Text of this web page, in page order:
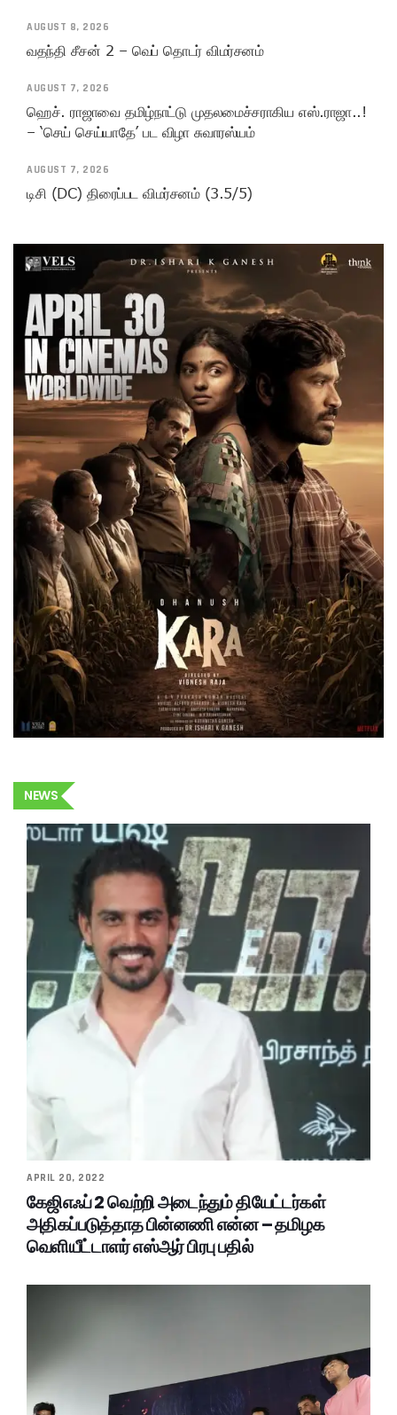
AUGUST 8, 2026
வதந்தி சீசன் 2 – வெப் தொடர் விமர்சனம்
AUGUST 7, 2026
ஹெச். ராஜாவை தமிழ்நாட்டு முதலமைச்சராகிய எஸ்.ராஜா..!
– ‘செய் செய்யாதே’ பட விழா சுவாரஸ்யம்
AUGUST 7, 2026
டிசி (DC) திரைப்பட விமர்சனம் (3.5/5)
NEWS
APRIL 20, 2022
கேஜிஎஃப் 2 வெற்றி அடைந்தும் தியேட்டர்கள்
அதிகப்படுத்தாத பின்னணி என்ன – தமிழக
வெளியீட்டாளர் எஸ்ஆர் பிரபு பதில்